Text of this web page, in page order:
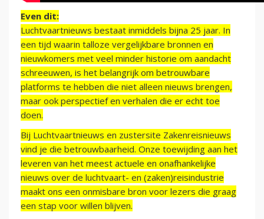
Even dit:
Luchtvaartnieuws bestaat inmiddels bijna 25 jaar. In
een tijd waarin talloze vergelijkbare bronnen en
nieuwkomers met veel minder historie om aandacht
schreeuwen, is het belangrijk om betrouwbare
platforms te hebben die niet alleen nieuws brengen,
maar ook perspectief en verhalen die er echt toe
doen.
Bij Luchtvaartnieuws en zustersite Zakenreisnieuws
vind je die betrouwbaarheid. Onze toewijding aan het
leveren van het meest actuele en onafhankelijke
nieuws over de luchtvaart- en (zaken)reisindustrie
maakt ons een onmisbare bron voor lezers die graag
een stap voor willen blijven.